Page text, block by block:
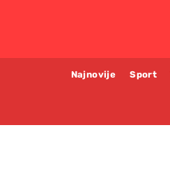
Najnovije Sport